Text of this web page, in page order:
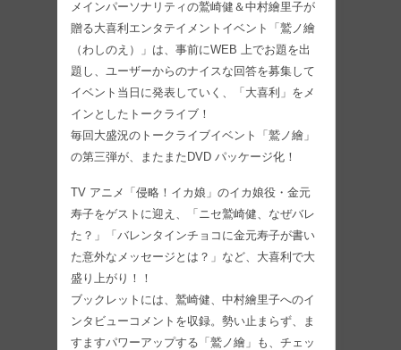
メインパーソナリティの鷲崎健＆中村繪里子が
贈る大喜利エンタテイメントイベント「鷲ノ繪
（わしのえ）」は、事前にWEB 上でお題を出
題し、ユーザーからのナイスな回答を募集して
イベント当日に発表していく、「大喜利」をメ
インとしたトークライブ！
毎回大盛況のトークライブイベント「鷲ノ繪」
の第三弾が、またまたDVD パッケージ化！
TV アニメ「侵略！イカ娘」のイカ娘役・金元
寿子をゲストに迎え、「ニセ鷲崎健、なぜバレ
た？」「バレンタインチョコに金元寿子が書い
た意外なメッセージとは？」など、大喜利で大
盛り上がり！！
ブックレットには、鷲崎健、中村繪里子へのイ
ンタビューコメントを収録。勢い止まらず、ま
すますパワーアップする「鷲ノ繪」も、チェッ